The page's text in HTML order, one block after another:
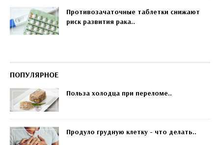
Противозачаточные таблетки снижают
риск развития рака..
ПОПУЛЯРНОЕ
Польза холодца при переломе..
Продуло грудную клетку - что делать..